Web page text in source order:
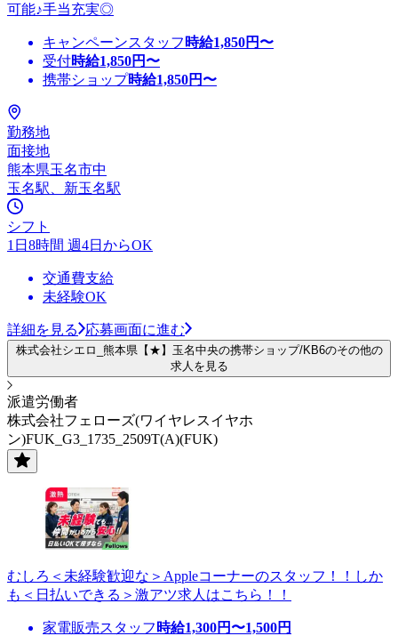
可能♪手当充実◎
キャンペーンスタッフ 時給1,850円〜
受付時給1,850円〜
携帯ショップ時給1,850円〜
勤務地
面接地
熊本県玉名市中
玉名駅、新玉名駅
シフト
1日8時間 週4日からOK
交通費支給
未経験OK
詳細を見る 応募画面に進む
株式会社シエロ_熊本県【★】玉名中央の携帯ショップ/KB6のその他の
求人を見る
派遣労働者
株式会社フェローズ(ワイヤレスイヤホ
ン)FUK_G3_1735_2509T(A)(FUK)
むしろ＜未経験歓迎な＞Appleコーナーのスタッフ！！しか
も＜日払いできる＞激アツ求人はこちら！！
家電販売スタッフ 時給1,300円〜1,500円